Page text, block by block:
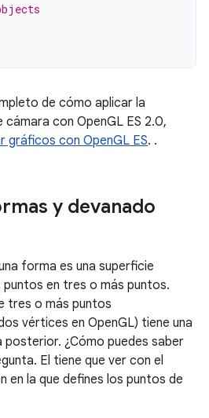
de cómo aplicar la
con OpenGL ES 2.0,
gráficos con OpenGL ES. .
y devanado
forma es una superficie
en tres o más puntos.
tres o más puntos
vértices en OpenGL) tiene una
¿Cómo puedes saber
El tiene que ver con el
en la que defines los puntos de